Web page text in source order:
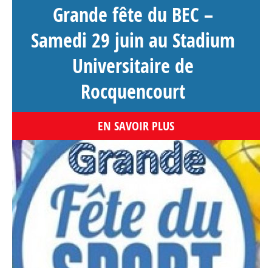
Grande fête du BEC –
Samedi 29 juin au Stadium
Universitaire de
Rocquencourt
EN SAVOIR PLUS